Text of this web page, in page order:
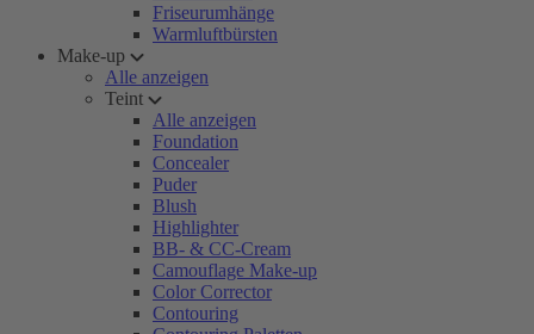
Friseurumhänge
Warmluftbürsten
Make-up
Alle anzeigen
Teint
Alle anzeigen
Foundation
Concealer
Puder
Blush
Highlighter
BB- & CC-Cream
Camouflage Make-up
Color Corrector
Contouring